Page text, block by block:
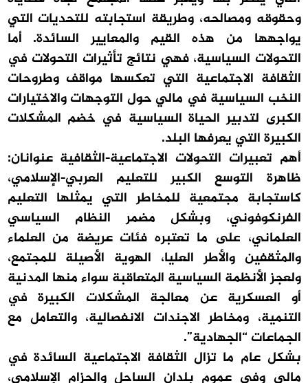
وحقوقه ومصالحه، وطريقة استجابته للتحديات التي
يواجهها من هذه القيم والمعايير السائدة. أما
التحولات السياسية، فهي نتائج تأثيرات التحولات في
الثقافة الاجتماعية التي تعكسها مواقف وطروحات
النخب السياسية في مالي حول التوجهات والاختيارات
الكبرى لتدبير الحياة السياسية في خضم المشكلات
الكبيرة التي يعرفها البلد.
أهم تعبيرات التحولات الاجتماعية-الثقافية عنوانان:
ظاهرة التوسع الكبير للتعليم العربي-الإسلامي،
كاستجابة مجتمعية للمخاطر التي يمثلها التعليم
الفرنكوفوني، وبشكل مضمر النظام السياسي
العلماني، على ما تعتبره فئات عريضة من العلماء
والمثقفين والأطر العليا، الهوية الأصيلة للمجتمع،
ولعجز الأنظمة السياسية المتعاقبة سواء منها المدنية
أو العسكرية عن معالجة المشكلات الكبيرة في
التنمية، ومخاطر الاجندات الانفصالية، والتعامل مع
الجماعات “الجهادية”.
بشكل عام ما تزال الثقافة الاجتماعية السائدة في
مالي وفي عموم بلدان الساحل والحزام الإسلامي،